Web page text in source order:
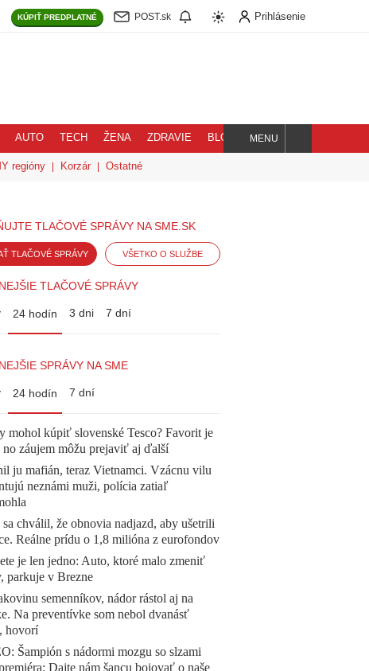
KÚPIŤ PREDPLATNÉ POST.sk Prihlásenie
AUTO TECH ŽENA ZDRAVIE BLOG
Hľadaj
MENU
regióny Korzár Ostatné
TLAČOVÉ SPRÁVY NA SME.SK
TLAČOVÉ SPRÁVY VŠETKO O SLUŽBE
TLAČOVÉ SPRÁVY
24 hodín 3 dni 7 dní
SPRÁVY NA SME
24 hodín 7 dní
mohol kúpiť slovenské Tesco? Favorit je
no záujem môžu prejaviť aj ďalší
ju mafián, teraz Vietnamci. Vzácnu vilu
neznámi muži, polícia zatiaľ
sa chválil, že obnovia nadjazd, aby ušetrili
Reálne prídu o 1,8 milióna z eurofondov
je len jedno: Auto, ktoré malo zmeniť
parkuje v Brezne
semenníkov, nádor rástol aj na
Na preventívke som nebol dvanásť
hovorí
Šampión s nádormi mozgu so slzami
Dajte nám šancu bojovať o naše